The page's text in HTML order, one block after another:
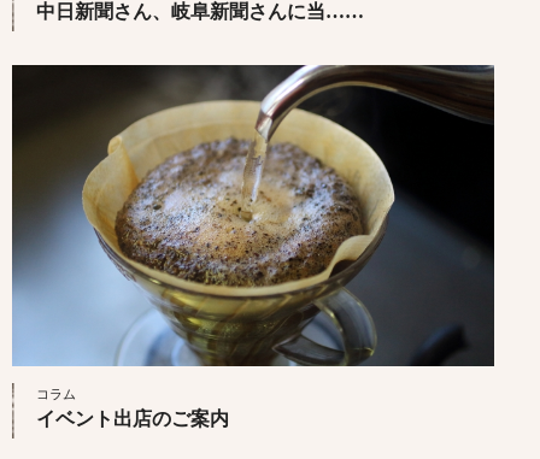
中日新聞さん、岐阜新聞さんに当……
コラム
イベント出店のご案内